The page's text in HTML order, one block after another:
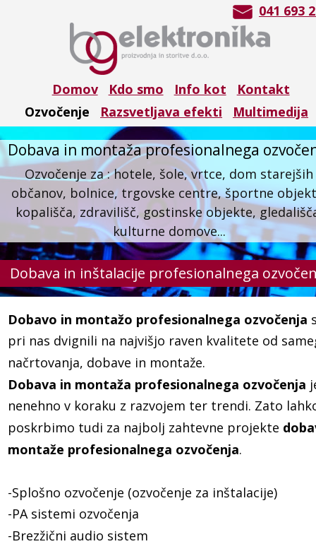
Dobava in montaža profesionalnega
Ozvočenje za : hotele, šole, vrtce, dom
občanov, bolnice, trgovske centre, športne
kopališča, zdravilišč, gostinske objekte,
kulturne domove...
Dobava in inštalacije profesionalnega
Dobavo in montažo profesionalnega ozvočenja
pri nas dvignili na najvišjo raven kvalitete od
načrtovanja, dobave in montaže.
Dobava in montaža profesionalnega ozvočenja
nenehno v koraku z razvojem ter trendi. Zato
poskrbimo tudi za najbolj zahtevne projekte
montaže profesionalnega ozvočenja.
-Splošno ozvočenje (ozvočenje za inštalacije)
-PA sistemi ozvočenja
-Brezžični audio sistem
041 693
Domov Kdo smo Info kot
Kontakt
Ozvočenje Razsvetljava efekti Multimedija